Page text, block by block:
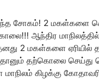
சோகம்! 2 மகள்களை
ஆந்திர
2 மகள்களை ஏரியில்
தானும் தற்கொலை
கிழக்கு கோதாவரி